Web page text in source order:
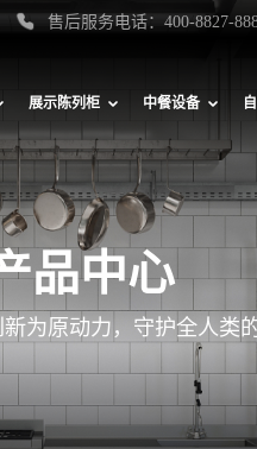
售后服务电话：400-8827-
展示陈列柜 中餐设备
品中心
为原动力，守护全人类